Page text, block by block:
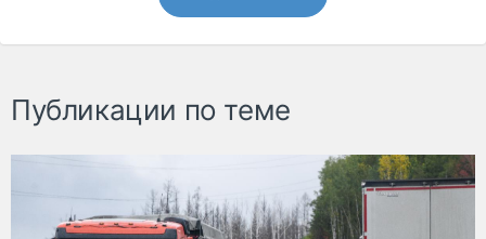
Публикации по теме